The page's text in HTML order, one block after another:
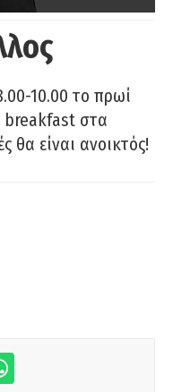
10.00 το πρωί
breakfast στα
θα είναι ανοικτός!